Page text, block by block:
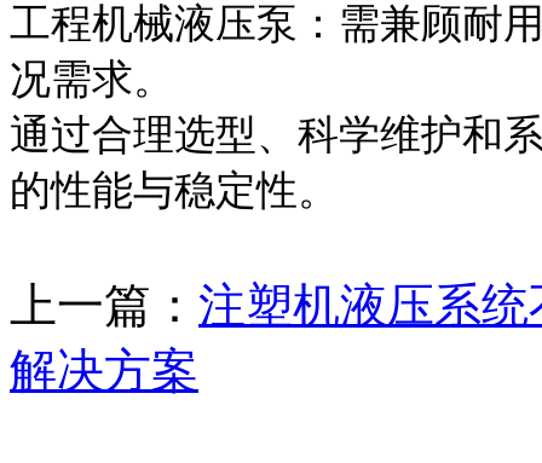
工程机械液压泵：需兼顾耐
况需求。
通过合理选型、科学维护和
的性能与稳定性。
上一篇： 注塑机液压系
解决方案